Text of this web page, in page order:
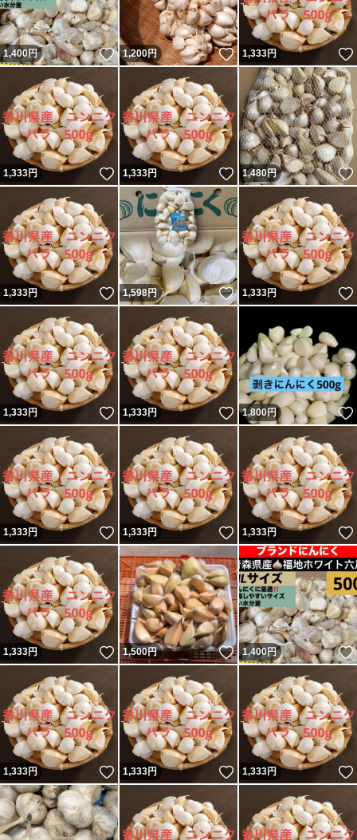
1,400円 いいね！
1,200円 いいね！
1,333円
1,333円 いいね！
1,333円 いいね！
1,480円
1,333円 いいね！
1,598円 いいね！
1,333円
1,333円 いいね！
1,333円 いいね！
1,800円
1,333円 いいね！
1,333円 いいね！
1,333円
1,333円 いいね！
1,500円 いいね！
1,400円
1,333円 いいね！
1,333円 いいね！
1,333円